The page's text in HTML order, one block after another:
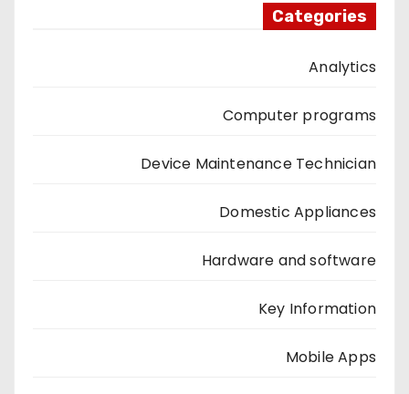
Categories
Analytics
Computer programs
Device Maintenance Technician
Domestic Appliances
Hardware and software
Key Information
Mobile Apps